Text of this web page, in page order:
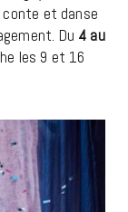
et danse
Du 4 au
les 9 et 16